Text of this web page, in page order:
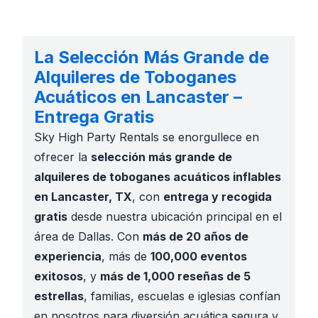
La Selección Más Grande de
Alquileres de Toboganes
Acuáticos en Lancaster –
Entrega Gratis
Sky High Party Rentals se enorgullece en
ofrecer la selección más grande de
alquileres de toboganes acuáticos inflables
en Lancaster, TX, con entrega y recogida
gratis desde nuestra ubicación principal en el
área de Dallas. Con más de 20 años de
experiencia, más de 100,000 eventos
exitosos, y más de 1,000 reseñas de 5
estrellas, familias, escuelas e iglesias confían